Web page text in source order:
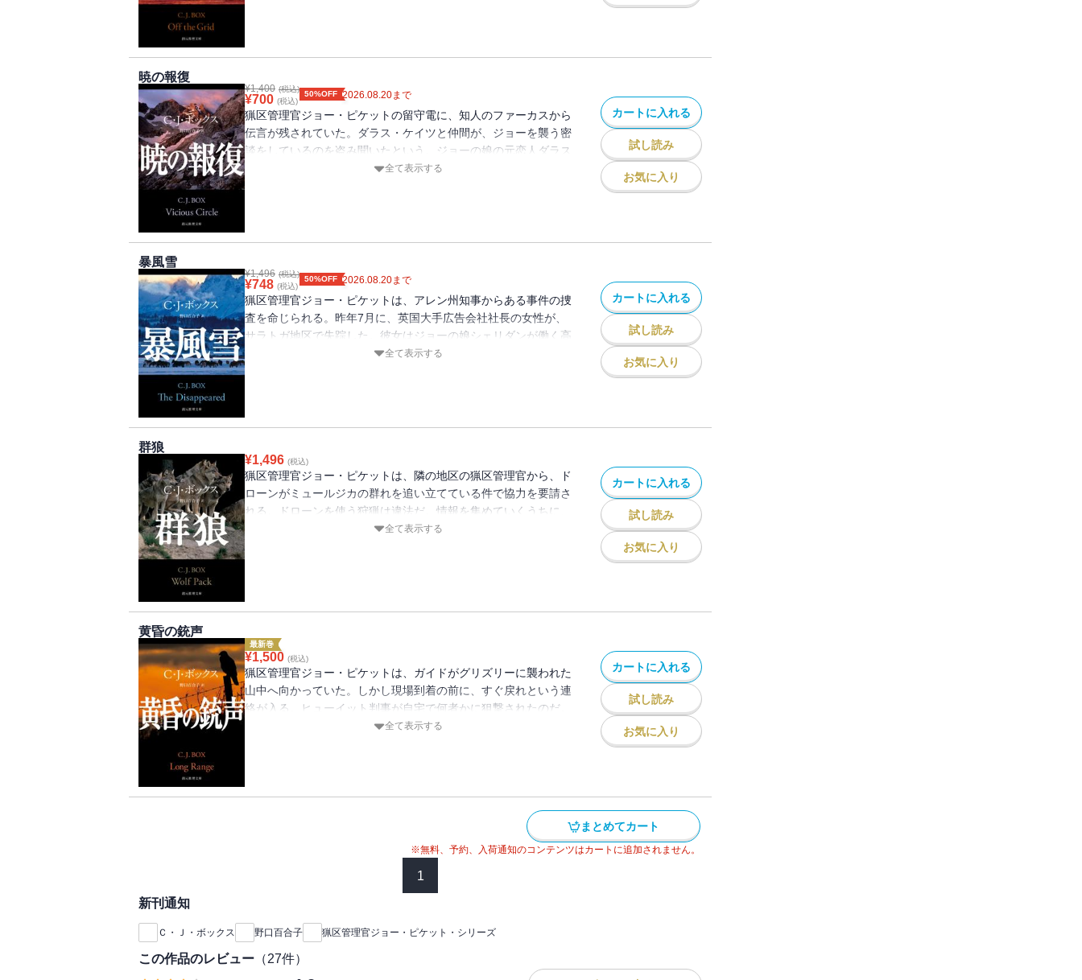
情報を受けて、砂漠地帯へと向かう。不毛の荒地を舞台に、大迫
瞬一
暁の報復
¥1,400 (税込)
¥700 (税込)
50%OFF 2026.08.20まで
猟区管理官ジョー・ピケットの留守電に、知人のファーカスから
伝言が残されていた。ダラス・ケイツと仲間が、ジョーを襲う密
談をしているのを盗み聞いたという。ジョーの娘の元恋人ダラス
は、1年半前の事件で家族ともども破滅し、その一因となったジ
全て表示する
カートに入れる
試し読み
お気に入り
暴風雪
¥1,496 (税込)
¥748 (税込)
50%OFF 2026.08.20まで
猟区管理官ジョー・ピケットは、アレン州知事からある事件の捜
査を命じられる。昨年7月に、英国大手広告会社社長の女性が、
サラトガ地区で失踪した。彼女はジョーの娘シェリダンが働く高
級リゾート牧場に滞在後、空港へ向かう途中に忽然と姿を消して
全て表示する
カートに入れる
試し読み
お気に入り
群狼
¥1,496 (税込)
猟区管理官ジョー・ピケットは、隣の地区の猟区管理官から、ド
ローンがミュールジカの群れを追い立てている件で協力を要請さ
れる。ドローンを使う狩猟は違法だ。情報を集めていくうちに、
ドローンの所有者が2年前に東部から来た男で、ジョーの三女ル
全て表示する
カートに入れる
試し読み
お気に入り
黄昏の銃声
最新巻
¥1,500 (税込)
猟区管理官ジョー・ピケットは、ガイドがグリズリーに襲われた
山中へ向かっていた。しかし現場到着の前に、すぐ戻れという連
絡が入る。ヒューイット判事が自宅で何者かに狙撃されたのだ。
だが弾は妻のスーに当たり、彼女は瀕死の重傷を負ってしまっ
彼の家族にも予想外の窮地が待ち受けていた……。『群狼』に続
全て表示する
カートに入れる
試し読み
お気に入り
まとめてカート
※無料、予約、入荷通知のコンテンツはカートに追加されません。
1
新刊通知
Ｃ・Ｊ・ボックス 野口百合子 猟区管理官ジョー・ピケット・シリーズ
この作品のレビュー （27件）